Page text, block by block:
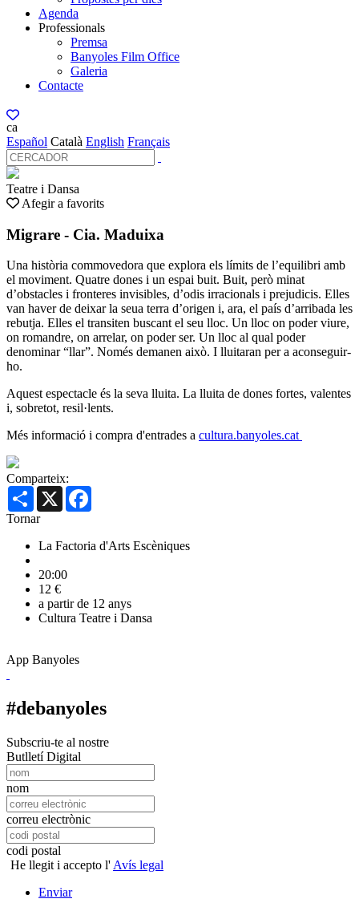
Agenda
Professionals
Premsa
Banyoles Film Office
Galeria
Contacte
ca
Español Català English Français
Teatre i Dansa
Afegir a favorits
Migrare - Cia. Maduixa
Una història commovedora que explora els límits de l’equilibri amb
el moviment. Quatre dones i un espai buit. Buit, però minat
d’obstacles i fronteres invisibles, d’odis irracionals i prejudicis. Elles
van haver de deixar la seua terra d’origen i, ara, el país d’arribada les
rebutja. Elles el transiten buscant el seu lloc. Un lloc on poder viure,
on romandre, on arrelar, on poder ser. Un lloc al qual poder
denominar “llar”. Només demanen això. I lluitaran per a aconseguir-
ho.
Aquest espectacle és la seva lluita. La lluita de dones fortes, valentes
i, sobretot, resil·lents.
Més informació i compra d'entrades a cultura.banyoles.cat
Comparteix:
Share X
Tornar
La Factoria d'Arts Escèniques
20:00
12 €
a partir de 12 anys
Cultura Teatre i Dansa
App Banyoles
#debanyoles
Subscriu-te al nostre
Butlletí Digital
nom
correu electrònic
codi postal
He llegit i accepto l' Avís legal
Enviar